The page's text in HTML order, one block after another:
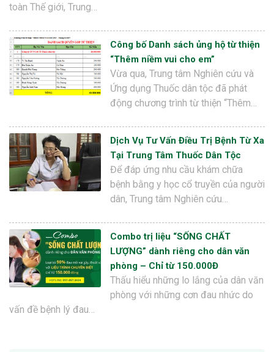
toàn Thế giới, Trung…
Công bố Danh sách ủng hộ từ thiện
“Thêm niềm vui cho em”
Vừa qua, Trung tâm Nghiên cứu và
Ứng dụng Thuốc dân tộc đã phát
động chương trình từ thiện “Thêm…
Dịch Vụ Tư Vấn Điều Trị Bệnh Từ Xa
Tại Trung Tâm Thuốc Dân Tộc
Để đáp ứng nhu cầu khám chữa
bệnh bằng y học cổ truyền của người
dân, Trung tâm Nghiên cứu…
Combo trị liệu “SỐNG CHẤT
LƯỢNG” dành riêng cho dân văn
phòng – Chỉ từ 150.000Đ
Thấu hiểu những lo lắng của dân văn
phòng với những cơn đau nhức do
vấn đề bệnh lý đau…